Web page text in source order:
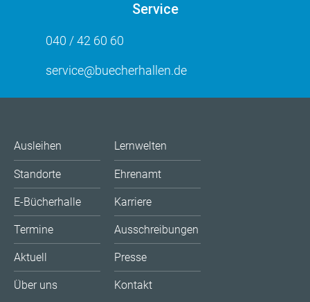
Service
040 / 42 60 60
service@buecherhallen.de
Ausleihen
Standorte
E-Bücherhalle
Termine
Aktuell
Über uns
Lernwelten
Ehrenamt
Karriere
Ausschreibungen
Presse
Kontakt